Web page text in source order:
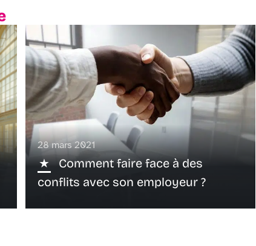
28 mars 2021
Comment faire face à des
conflits avec son employeur ?